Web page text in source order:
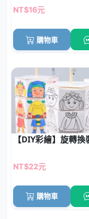
NT$16元
購物車
【DIY彩繪】旋轉
NT$22元
購物車